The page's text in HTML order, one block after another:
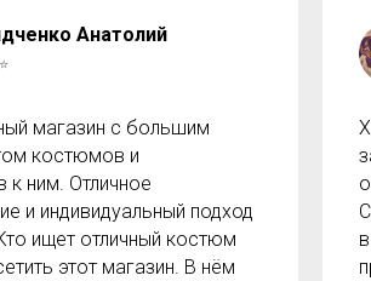
Анатолий
магазин с большим
костюмов и
к ним. Отличное
и индивидуальный подход
ищет отличный костюм
этот магазин. В нём